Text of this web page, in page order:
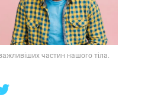
частин нашого тіла.